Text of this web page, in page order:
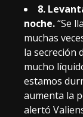
8.
noche.“Se
muchas
la secreción
mucho
estamos
aumenta la
alertó